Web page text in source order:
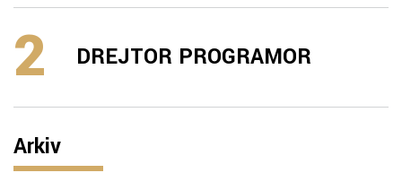
2 DREJTOR PROGRAMOR
Arkiv